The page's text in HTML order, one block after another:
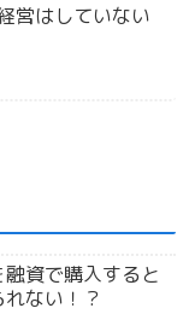
営はしていない
資で購入すると
ない！？